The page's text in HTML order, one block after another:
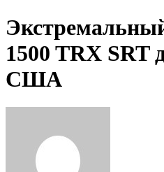
1500 TRX SRT
США